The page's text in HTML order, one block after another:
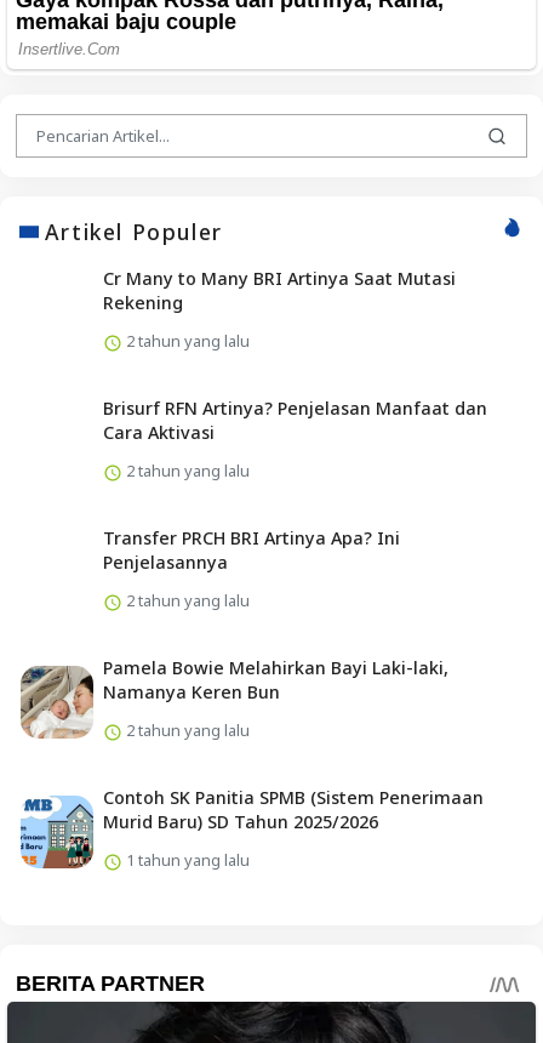
Artikel Populer
Cr Many to Many BRI Artinya Saat Mutasi
Rekening
2 tahun yang lalu
Brisurf RFN Artinya? Penjelasan Manfaat dan
Cara Aktivasi
2 tahun yang lalu
Transfer PRCH BRI Artinya Apa? Ini
Penjelasannya
2 tahun yang lalu
Pamela Bowie Melahirkan Bayi Laki-laki,
Namanya Keren Bun
2 tahun yang lalu
Contoh SK Panitia SPMB (Sistem Penerimaan
Murid Baru) SD Tahun 2025/2026
1 tahun yang lalu